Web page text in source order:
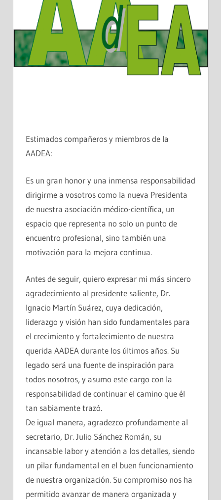
Estimados compañeros y miembros de la
AADEA:
Es un gran honor y una inmensa responsabilidad
dirigirme a vosotros como la nueva Presidenta
de nuestra asociación médico-científica, un
espacio que representa no solo un punto de
encuentro profesional, sino también una
motivación para la mejora continua.
Antes de seguir, quiero expresar mi más sincero
agradecimiento al presidente saliente, Dr.
Ignacio Martín Suárez, cuya dedicación,
liderazgo y visión han sido fundamentales para
el crecimiento y fortalecimiento de nuestra
querida AADEA durante los últimos años. Su
legado será una fuente de inspiración para
todos nosotros, y asumo este cargo con la
responsabilidad de continuar el camino que él
tan sabiamente trazó.
De igual manera, agradezco profundamente al
secretario, Dr. Julio Sánchez Román, su
incansable labor y atención a los detalles, siendo
un pilar fundamental en el buen funcionamiento
de nuestra organización. Su compromiso nos ha
permitido avanzar de manera organizada y